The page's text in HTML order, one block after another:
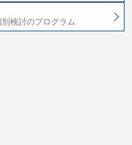
検討のプログラム